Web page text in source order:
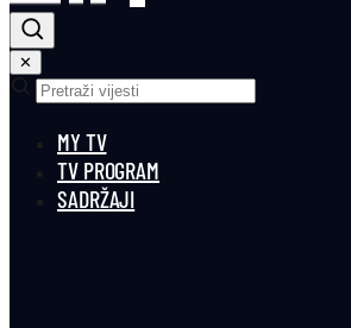
✕
MY TV
TV PROGRAM
SADRŽAJI